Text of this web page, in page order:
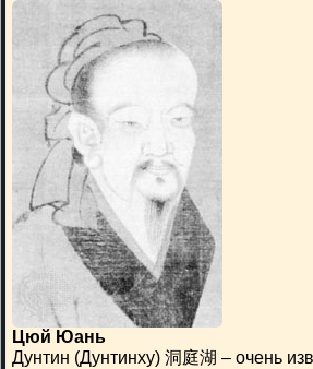
Цюй Юань
Дунтин (Дунтинху) 洞庭湖 – очень